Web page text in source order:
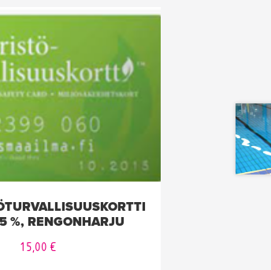
%, RENGONHARJU
15,00 €